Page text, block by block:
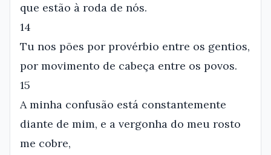
que estão à roda de nós.
14
Tu nos pões por provérbio entre os gentios,
por movimento de cabeça entre os povos.
15
A minha confusão está constantemente
diante de mim, e a vergonha do meu rosto
me cobre,